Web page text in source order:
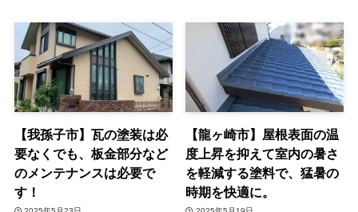
【我孫子市】瓦の塗装は必
要なくでも、板金部分など
のメンテナンスは必要で
す！
【龍ヶ崎市】屋根表面の温
度上昇を抑えて室内の暑さ
を軽減する塗料で、猛暑の
時期を快適に。